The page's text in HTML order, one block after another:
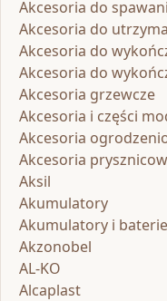
Akcesoria do
Akcesoria do
Akcesoria do
Akcesoria do
Akcesoria grzewcze
Akcesoria i części
Akcesoria
Akcesoria
Aksil
Akumulatory
Akumulatory i
Akzonobel
AL-KO
Alcaplast